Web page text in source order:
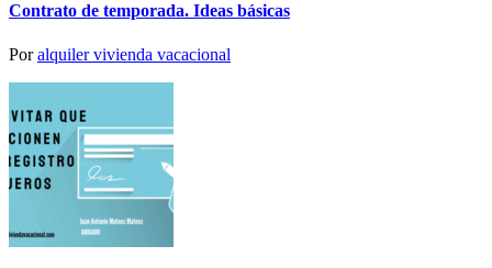
Contrato de temporada. Ideas básicas
Poralquiler vivienda vacacional